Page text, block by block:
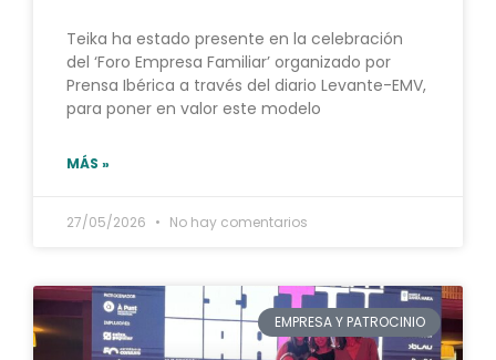
Teika ha estado presente en la celebración
del ‘Foro Empresa Familiar’ organizado por
Prensa Ibérica a través del diario Levante-EMV,
para poner en valor este modelo
MÁS »
27/05/2026 No hay comentarios
EMPRESA Y PATROCINIO